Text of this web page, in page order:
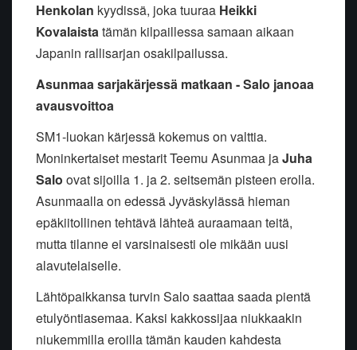
Henkolan kyydissä, joka tuuraa Heikki
Kovalaistatämän kilpaillessa samaan aikaan
Japanin rallisarjan osakilpailussa.
Asunmaa sarjakärjessä matkaan - Salo janoaa
avausvoittoa
SM1-luokan kärjessä kokemus on valttia.
Moninkertaiset mestarit Teemu Asunmaa jaJuha
Salo ovat sijoilla 1. ja 2. seitsemän pisteen erolla.
Asunmaalla on edessä Jyväskylässä hieman
epäkiitollinen tehtävä lähteä auraamaan teitä,
mutta tilanne ei varsinaisesti ole mikään uusi
alavutelaiselle.
Lähtöpaikkansa turvin Salo saattaa saada pientä
etulyöntiasemaa. Kaksi kakkossijaa niukkaakin
niukemmilla eroilla tämän kauden kahdesta